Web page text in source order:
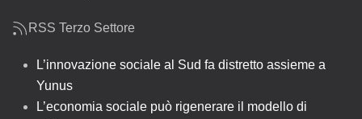
RSS Terzo Settore
L’innovazione sociale al Sud fa distretto assieme a
Yunus
L’economia sociale può rigenerare il modello di